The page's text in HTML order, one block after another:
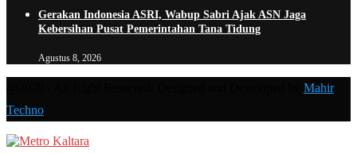
Gerakan Indonesia ASRI, Wabup Sabri Ajak ASN Jaga
Kebersihan Pusat Pemerintahan Tana Tidung
Agustus 8, 2026
Mahir
Techno